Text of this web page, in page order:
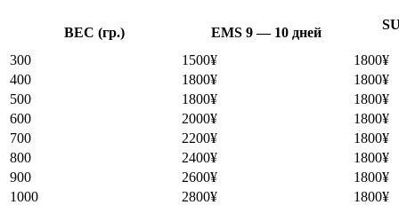
ВЕС (гр.) EMS9 — 10 дней
300 1500¥
1800¥
400
1800¥
1800¥
500
1800¥
1800¥
600
2000¥
1800¥
700
2200¥
1800¥
800
2400¥
1800¥
900
2600¥
1800¥
1000
2800¥
1800¥